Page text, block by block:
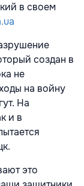
в своем
создан в
не
на войну
На
и в
это